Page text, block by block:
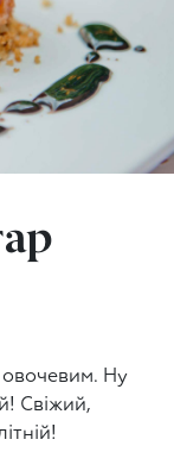
овочевим. Ну
Свіжий,